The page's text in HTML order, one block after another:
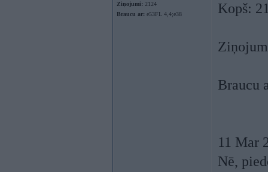
Ziņojumi: 2124
Braucu ar: e53FL 4,4;e38 Kopš:
Braucu
11 Mar
Nē,